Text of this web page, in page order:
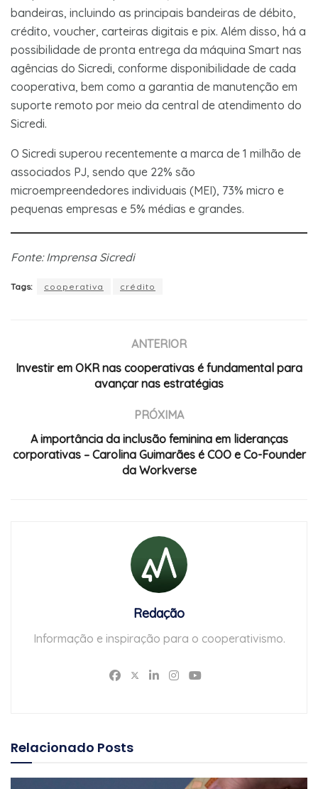
bandeiras, incluindo as principais bandeiras de débito,
crédito, voucher, carteiras digitais e pix. Além disso, há a
possibilidade de pronta entrega da máquina Smart nas
agências do Sicredi, conforme disponibilidade de cada
cooperativa, bem como a garantia de manutenção em
suporte remoto por meio da central de atendimento do
Sicredi.
O Sicredi superou recentemente a marca de 1 milhão de
associados PJ, sendo que 22% são
microempreendedores individuais (MEI), 73% micro e
pequenas empresas e 5% médias e grandes.
Fonte: Imprensa Sicredi
Tags: cooperativa crédito
ANTERIOR
Investir em OKR nas cooperativas é fundamental para
avançar nas estratégias
PRÓXIMA
A importância da inclusão feminina em lideranças
corporativas – Carolina Guimarães é COO e Co-Founder
da Workverse
Redação
Informação e inspiração para o cooperativismo.
Relacionado Posts